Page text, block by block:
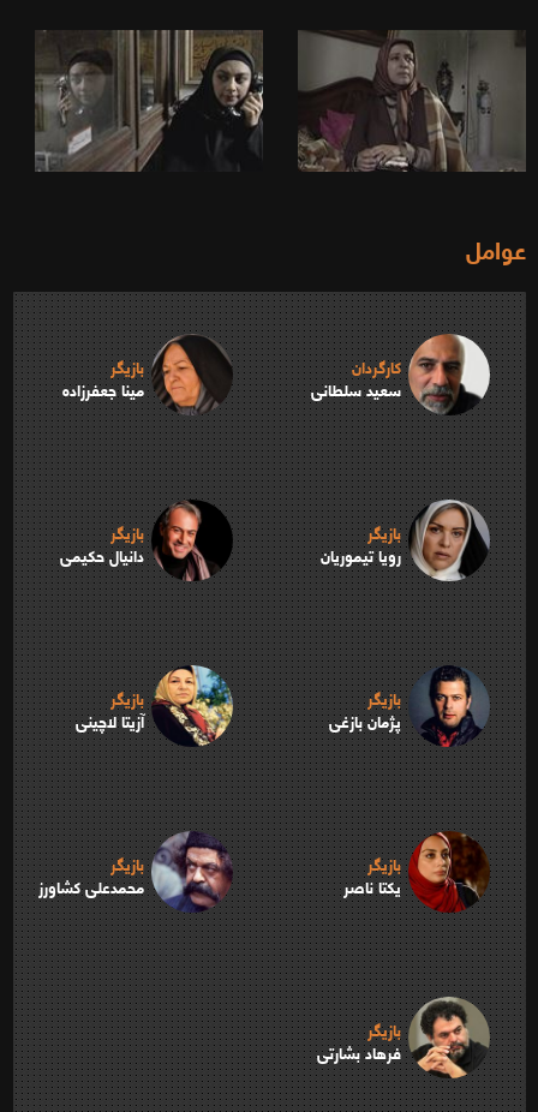
عوامل
کارگردان
سعید سلطانی
بازیگر
مینا جعفرزاده
بازیگر
رویا تیموریان
بازیگر
دانیال حکیمی
بازیگر
پژمان بازغی
بازیگر
آزیتا لاچینی
بازیگر
یکتا ناصر
بازیگر
محمدعلی کشاورز
بازیگر
فرهاد بشارتی